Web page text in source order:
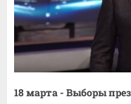
18 марта - Выборы